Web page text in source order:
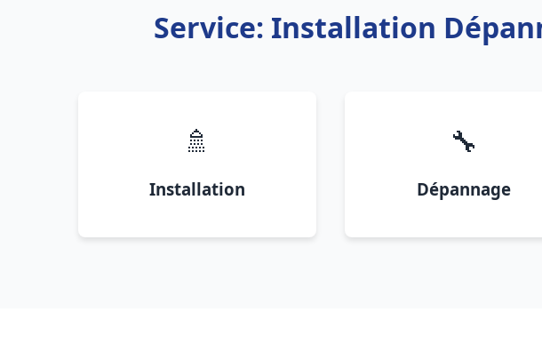
Service: Installation
🚿
Installation
🔧
Dépannage